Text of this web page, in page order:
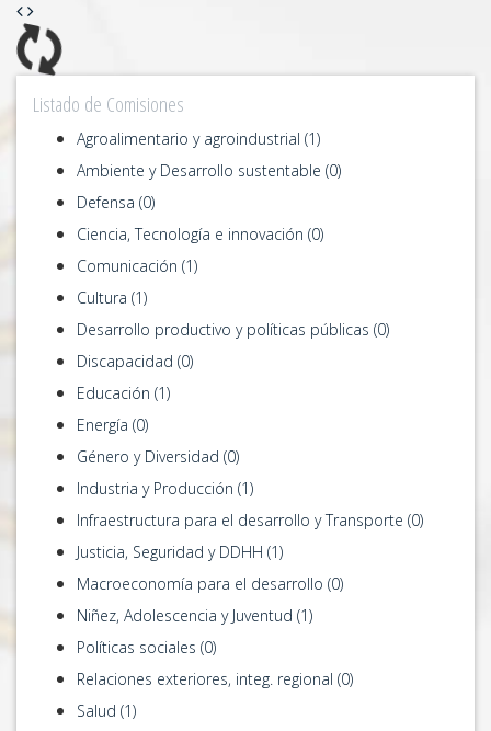
Listado de Comisiones
Agroalimentario y agroindustrial (1)
Ambiente y Desarrollo sustentable (0)
Defensa (0)
Ciencia, Tecnología e innovación (0)
Comunicación (1)
Cultura (1)
Desarrollo productivo y políticas públicas (0)
Discapacidad (0)
Educación (1)
Energía (0)
Género y Diversidad (0)
Industria y Producción (1)
Infraestructura para el desarrollo y Transporte (0)
Justicia, Seguridad y DDHH (1)
Macroeconomía para el desarrollo (0)
Niñez, Adolescencia y Juventud (1)
Políticas sociales (0)
Relaciones exteriores, integ. regional (0)
Salud (1)